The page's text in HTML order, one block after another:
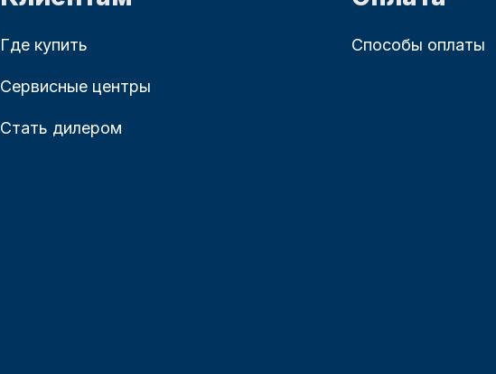
Где купить
Сервисные центры
Стать дилером
Способы оплаты